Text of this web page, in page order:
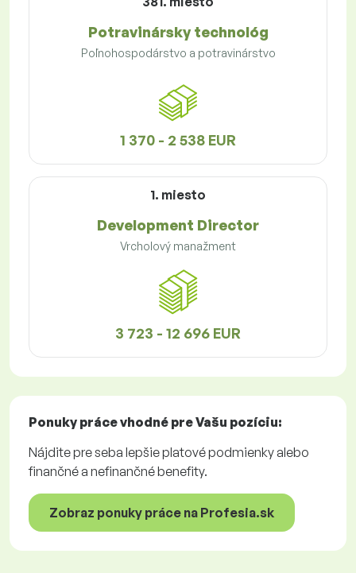
Potravinársky technológ
Poľnohospodárstvo a potravinárstvo
1 370 - 2 538 EUR
1. miesto
Development Director
Vrcholový manažment
3 723 - 12 696 EUR
Ponuky prácevhodné pre Vašu pozíciu:
Nájdite pre seba lepšie platové podmienky alebo
finančné a nefinančné benefity.
Zobraz ponuky práce na Profesia.sk